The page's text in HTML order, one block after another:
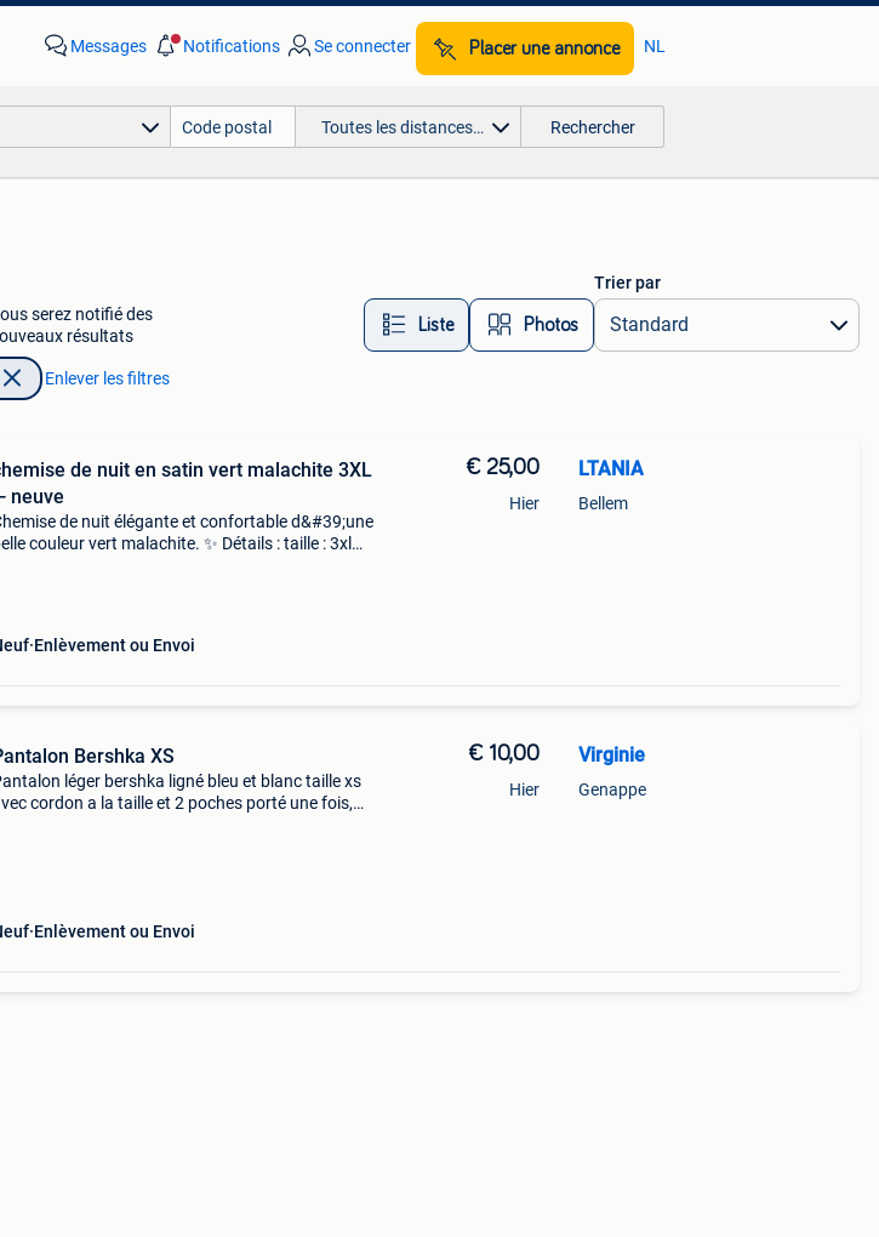
Messages Notifications Se connecter Placer une annonce NL
Toutes les distances… Rechercher
serez notifié des
résultats
Liste Photos
Trier par
Enlever les filtres
de nuit en satin vert malachite 3XL
neuve
de nuit élégante et confortable d&#39;une
couleur vert malachite. ✨ Détails : taille : 3xl
Enlèvement ou Envoi
€ 25,00
Hier
LTANIA
Bellem
Bershka XS
léger bershka ligné bleu et blanc taille xs
cordon a la taille et 2 poches porté une fois,
Enlèvement ou Envoi
€ 10,00
Hier
Virginie
Genappe